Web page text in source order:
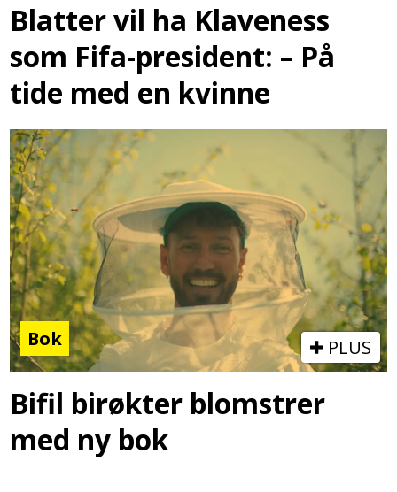
Blatter vil ha Klaveness
som Fifa-president: – På
tide med en kvinne
Bok PLUS
Bifil birøkter blomstrer
med ny bok